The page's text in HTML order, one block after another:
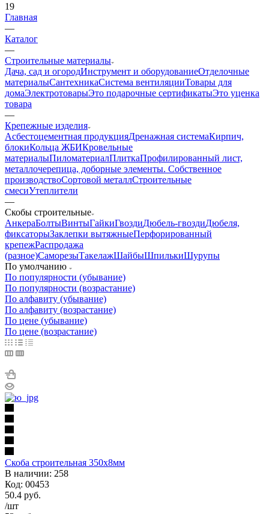
19
Главная
—
Каталог
—
Строительные материалы
Дача, сад и огородИнструмент и оборудованиеОтделочные
материалыСантехникаСистема вентиляцииТовары для
домаЭлектротоварыЭто подарочные сертификатыЭто уценка
товара
—
Крепежные изделия
Асбестоцементная продукцияДренажная системаКирпич,
блокиКольца ЖБИКровельные
материалыПиломатериалПлиткаПрофилированный лист,
металлочерепица, доборные элементы. Собственное
производствоСортовой металлСтроительные
смесиУтеплители
—
Скобы строительные
АнкераБолтыВинтыГайкиГвоздиДюбель-гвоздиДюбеля,
фиксаторыЗаклепки вытяжныеПерфорированный
крепежРаспродажа
(разное)СаморезыТакелажШайбыШпилькиШурупы
По умолчанию
По популярности (убывание)
По популярности (возрастание)
По алфавиту (убывание)
По алфавиту (возрастание)
По цене (убывание)
По цене (возрастание)
Скоба строительная 350х8мм
В наличии: 258
Код: 00453
50.4 руб.
/шт